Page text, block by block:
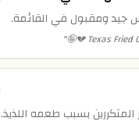
جيد ومقبول في القائمة.
Texas Fried
"
بسبب طعمه اللذيذ.